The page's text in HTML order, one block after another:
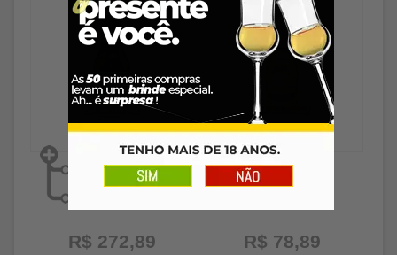
R$ 272,89 R$ 78,89